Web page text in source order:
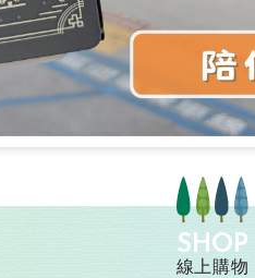
SHOP
線上購物